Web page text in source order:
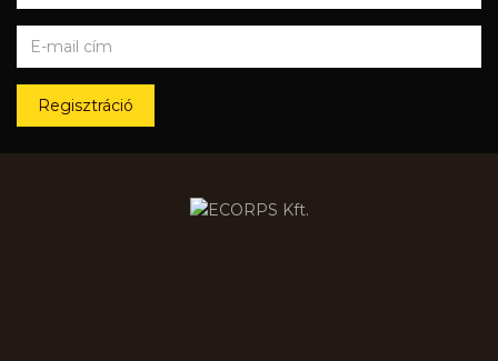
Regisztráció